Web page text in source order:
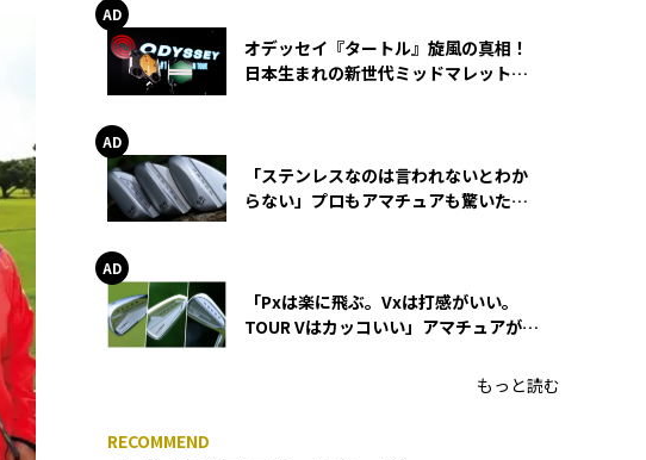
オデッセイ『タートル』旋風の真相！
日本生まれの新世代ミッドマレットが
「ステンレスなのは言われないとわか
らない」プロもアマチュアも驚いた
「Pxは楽に飛ぶ。Vxは打感がいい。
TOUR Vはカッコいい」アマチュアが選
もっと読む